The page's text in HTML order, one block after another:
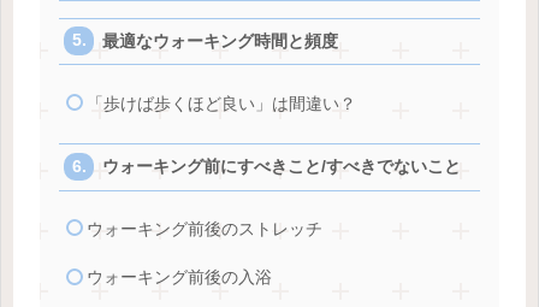
最適なウォーキング時間と頻度
「歩けば歩くほど良い」は間違い？
ウォーキング前にすべきこと/すべきでないこと
ウォーキング前後のストレッチ
ウォーキング前後の入浴